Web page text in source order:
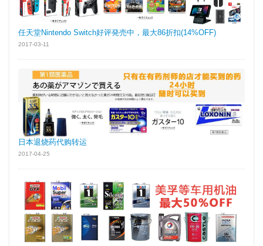
任天堂Nintendo Switch好评発売中，最大86折扣(14%OFF)
2017-03-11
日本退烧药代购转运
2017-04-25